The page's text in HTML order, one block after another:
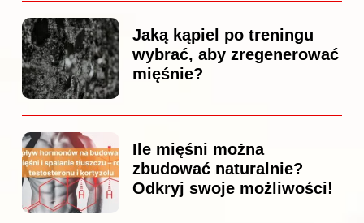
Jaką kąpiel po treningu
wybrać, aby zregenerować
mięśnie?
Ile mięśni można
zbudować naturalnie?
Odkryj swoje możliwości!